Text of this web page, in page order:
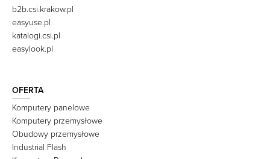
b2b.csi.krakow.pl
easyuse.pl
katalogi.csi.pl
easylook.pl
OFERTA
Komputery panelowe
Komputery przemysłowe
Obudowy przemysłowe
Industrial Flash